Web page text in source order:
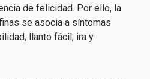
de felicidad. Por ello, la
se asocia a síntomas
llanto fácil, ira y